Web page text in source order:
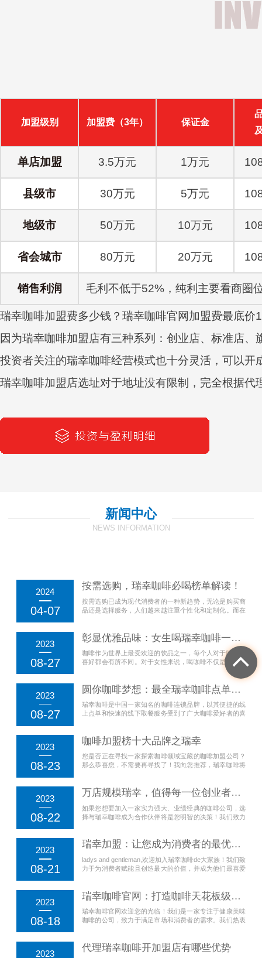
加盟级别 加盟费（3年） 保证金
单店加盟 3.5万元 1万元
县级市 30万元 5万元
地级市 50万元 10万元
省会城市 80万元 20万元
销售利润 毛利不低于52%，纯利主要看商圈
瑞幸咖啡加盟费多少钱？瑞幸咖啡官网加盟费最底价
因为瑞幸咖啡加盟店有三种系列： 创业店、 标准店、
投资者关注的瑞幸咖啡经营模式也十分灵活，可以开
瑞幸咖啡加盟店选址对于地址没有限制，完全根据
新闻中心
NEWS INFORMATION
2024
04-07
按需选购，瑞幸咖啡必喝榜单解读！
按需选购已成为现代消费者的一种新趋势，无论是购买商
品还是选择服务，人们越来越注重个性化和定制化。而在
2023
08-27
彰显优雅品味：女生喝瑞幸咖啡一般偏爱哪些口
咖啡作为世界上最受欢迎的饮品之一，每个人对于咖啡的
喜好都会有所不同。对于女性来说，喝咖啡不仅是享受香
2023
08-27
圆你咖啡梦想：最全瑞幸咖啡点单攻略
瑞幸咖啡是中国一家知名的咖啡连锁品牌，以其便捷的线
上点单和快速的线下取餐服务受到了广大咖啡爱好者的喜
2023
08-23
咖啡加盟榜十大品牌之瑞幸
您是否正在寻找一家探索咖啡领域宝藏的咖啡加盟公司？
那么恭喜您，不需要再寻找了！我向您推荐，瑞幸咖啡将
2023
08-22
万店规模瑞幸，值得每一位创业者加入！
如果您想要加入一家实力强大、业绩经典的咖啡公司，选
择与瑞幸咖啡成为合作伙伴将是您明智的决策！我们致力
2023
08-21
瑞幸加盟：让您成为消费者的最优选择！
ladys and gentleman,欢迎加入瑞幸咖啡de大家族！我们致
力于为消费者赋能且创造最大的价值，并成为他们最喜爱
2023
08-18
瑞幸咖啡官网：打造咖啡天花板级味蕾享受
瑞幸咖啡官网欢迎您的光临！我们是一家专注于健康美味
咖啡的公司，致力于满足市场和消费者的需求。我们热衷
2023
代理瑞幸咖啡开加盟店有哪些优势